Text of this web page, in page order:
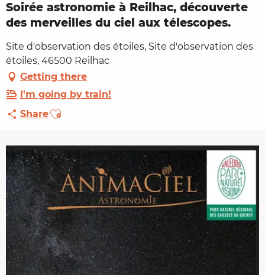
Soirée astronomie à Reilhac, découverte
des merveilles du ciel aux télescopes.
Site d'observation des étoiles, Site d'observation des
étoiles, 46500 Reilhac
Getting there
I'm going by train!
ShareAjouter aux favoris